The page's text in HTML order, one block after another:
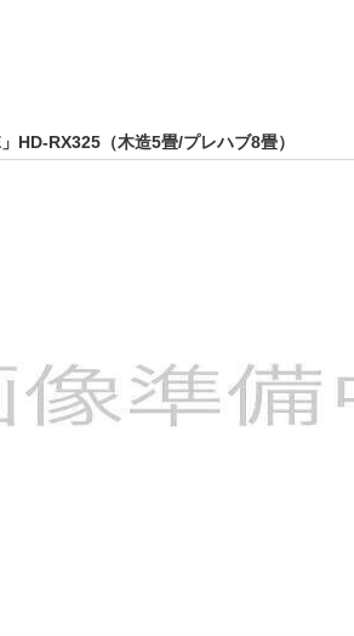
HD-RX325（木造5畳/プレハブ8畳）